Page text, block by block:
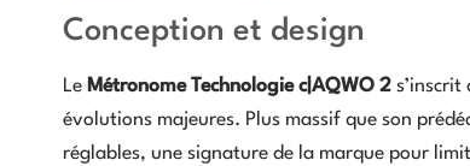
Conception et design
Le Métronome Technologie c|AQWO 2
évolutions majeures. Plus massif que son
réglables, une signature de la marque pour